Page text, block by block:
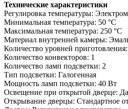
Технические характеристики
Регулировка температуры:
Минимальная температура: 50 °C
Максимальная температура: 250 °C
Материал внутренней камеры:
Количество уровней
Количество конвекторов: 1
Количество ламп подсветки: 2
Тип подсветки: Галогенная
Мощность ламп подсветки: 40 Вт
Освещение при открытой дверце: Да
Открывание дверцы: Стандартное